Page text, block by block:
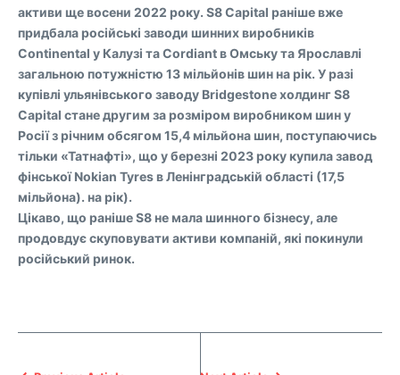
активи ще восени 2022 року. S8 Capital раніше вже
придбала російські заводи шинних виробників
Continental у Калузі та Cordiant в Омську та Ярославлі
загальною потужністю 13 мільйонів шин на рік. У разі
купівлі ульянівського заводу Bridgestone холдинг S8
Capital стане другим за розміром виробником шин у
Росії з річним обсягом 15,4 мільйона шин, поступаючись
тільки «Татнафті», що у березні 2023 року купила завод
фінської Nokian Tyres в Ленінградській області (17,5
мільйона). на рік).
Цікаво, що раніше S8 не мала шинного бізнесу, але
продовдує скуповувати активи компаній, які покинули
російський ринок.